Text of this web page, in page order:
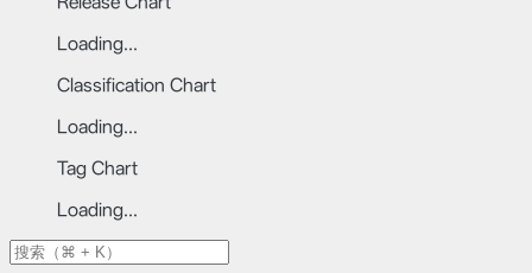
Loading...
Classification Chart
Loading...
Tag Chart
Loading...